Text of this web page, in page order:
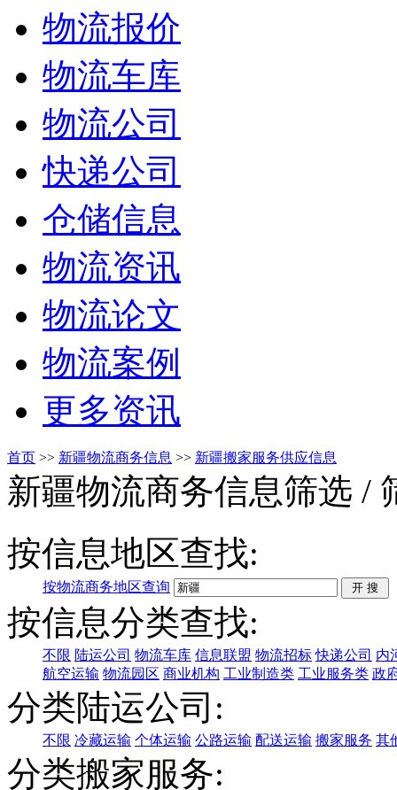
物流报价
物流车库
物流公司
快递公司
仓储信息
物流资讯
物流论文
物流案例
更多资讯
首页 >> 新疆物流商务信息 >> 新疆搬家服务供应信息
新疆物流商务信息筛选 /
按信息地区查找:
按物流商务地区查询
按信息分类查找:
不限 陆运公司 物流车库 信息联盟 物流招标 快递公司 内
航空运输 物流园区 商业机构 工业制造类 工业服务类 政
分类陆运公司:
不限 冷藏运输 个体运输 公路运输 配送运输 搬家服务 其
分类搬家服务: